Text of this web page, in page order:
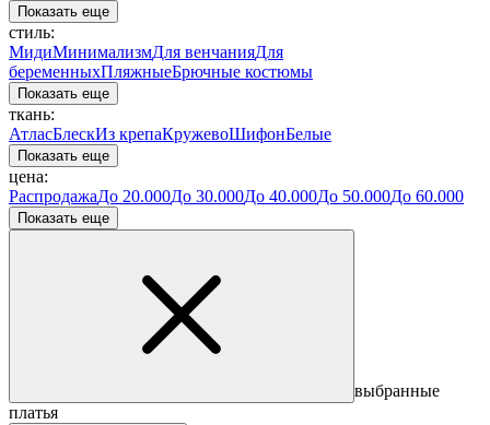
Показать еще
стиль:
МидиМинимализмДля венчанияДля
беременныхПляжныеБрючные костюмы
Показать еще
ткань:
АтласБлескИз крепаКружевоШифонБелые
Показать еще
цена:
РаспродажаДо 20.000До 30.000До 40.000До 50.000До 60.000
Показать еще
выбранные
платья